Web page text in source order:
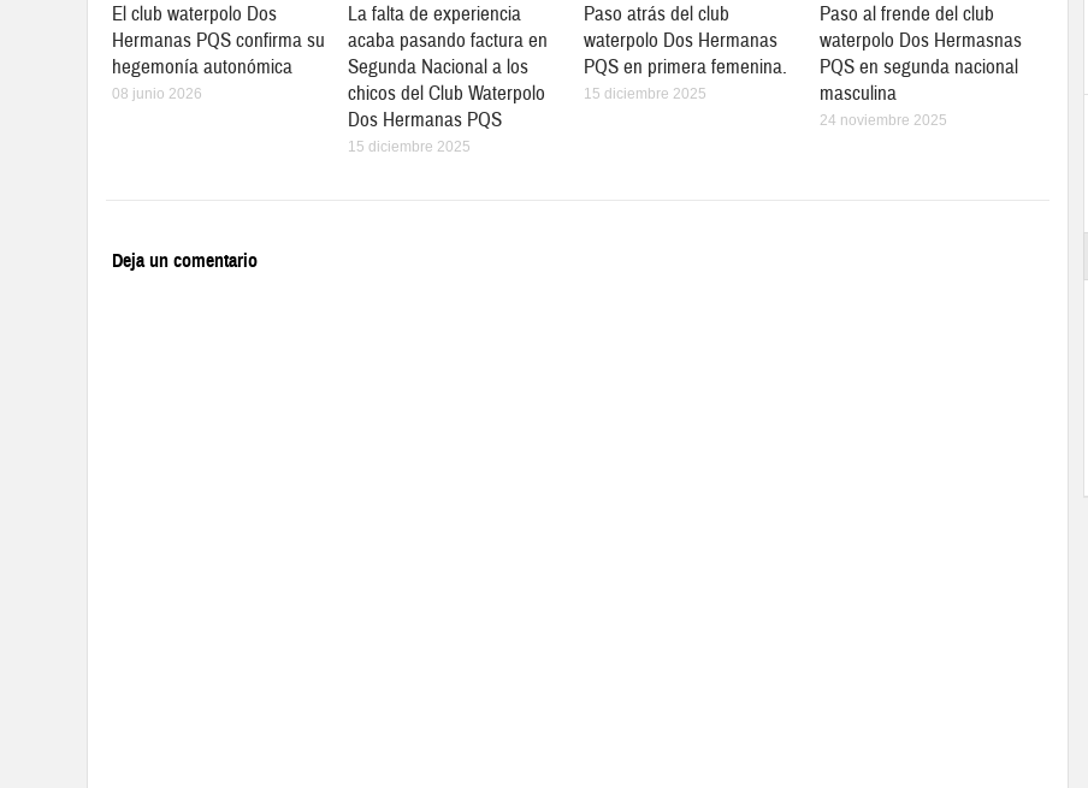
El club waterpolo Dos
Hermanas PQS confirma su
hegemonía autonómica
08 junio 2026
La falta de experiencia
acaba pasando factura en
Segunda Nacional a los
chicos del Club Waterpolo
Dos Hermanas PQS
15 diciembre 2025
Paso atrás del club
waterpolo Dos Hermanas
PQS en primera femenina.
15 diciembre 2025
Paso al frende del club
waterpolo Dos Hermasnas
PQS en segunda nacional
masculina
24 noviembre 2025
Deja un comentario